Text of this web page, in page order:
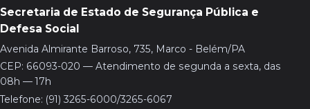
Secretaria de Estado de Segurança Pública e
Defesa Social
Avenida Almirante Barroso, 735, Marco - Belém/PA
CEP: 66093-020 — Atendimento de segunda a sexta, das
08h — 17h
Telefone: (91) 3265-6000/3265-6067